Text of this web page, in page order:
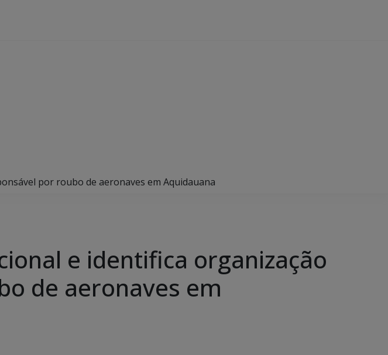
por roubo de aeronaves em Aquidauana
e identifica organização
de aeronaves em